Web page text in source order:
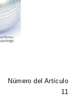
Número del Artículo
11